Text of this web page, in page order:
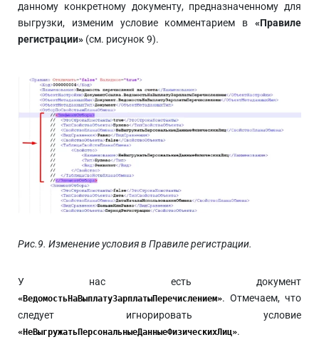
данному конкретному документу, предназначенному для
выгрузки, изменим условие комментарием в «Правиле
регистрации» (см. рисунок 9).
Рис.9. Изменение условия в Правиле регистрации.
У нас есть документ
«ВедомостьНаВыплатуЗарплатыПеречислением». Отмечаем, что
следует игнорировать условие
«НеВыгружатьПерсональныеДанныеФизическихЛиц».